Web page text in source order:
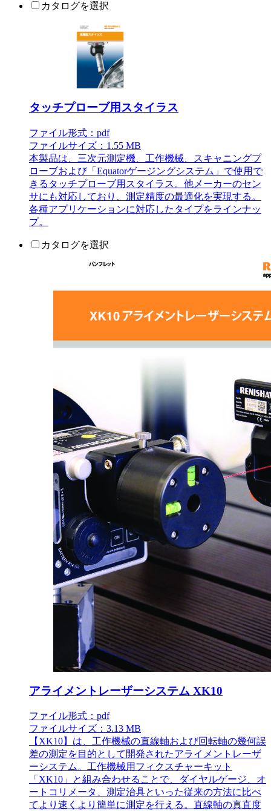
カタログを選択
タッチプローブ用スタイラス
ファイル形式：pdf
ファイルサイズ：1.55 MB
本製品は、三次元測定機、工作機械、スキャニングプ
ローブおよび「Equatorゲージングシステム」で使用で
きるタッチプローブ用スタイラス。他メーカーのセン
サにも対応しており、測定精度の最適化を実現する。
各種アプリケーションに対応したタイプをラインナッ
プ。
カタログを選択
アライメントレーザーシステム XK10
ファイル形式：pdf
ファイルサイズ：3.13 MB
【XK10】は、工作機械の直線軸および回転軸の幾何誤
差の測定を目的として開発されたアライメントレーザ
ーシステム。工作機械用フィクスチャーキット
「XK10」と組み合わせることで、ダイヤルゲージ、オ
ートコリメータ、測定治具といった従来の方法に比べ
てより速くより簡単に測定を行える。直線軸の真直度